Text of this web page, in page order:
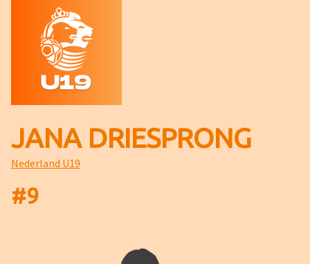
JANA DRIESPRONG
Nederland U19
#9